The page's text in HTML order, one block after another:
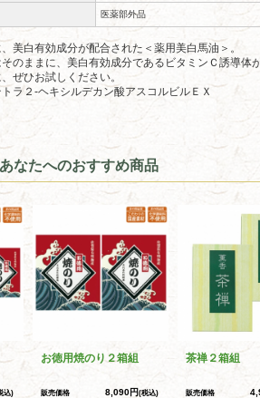
医薬部外品
美白有効成分が配合された＜薬用美白馬油＞。
のままに、美白有効成分であるビタミンＣ誘導体
ぜひお試しください。
ラ２-ヘキシルデカン酸アスコルビルＥＸ
なたへのおすすめ商品
込)
お徳用焼のり２箱組
販売価格 8,090円(税込)
茶禅２箱組
販売価格